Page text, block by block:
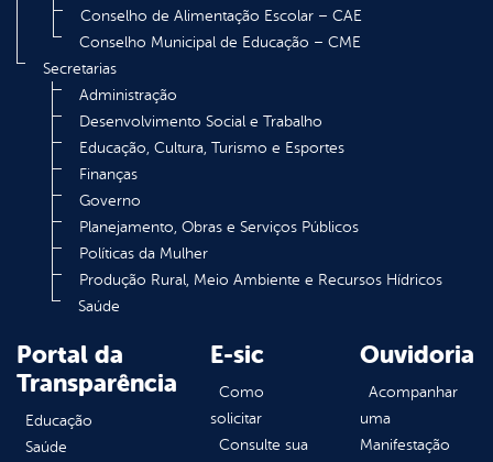
Conselho de Alimentação Escolar – CAE
Conselho Municipal de Educação – CME
Secretarias
Administração
Desenvolvimento Social e Trabalho
Educação, Cultura, Turismo e Esportes
Finanças
Governo
Planejamento, Obras e Serviços Públicos
Políticas da Mulher
Produção Rural, Meio Ambiente e Recursos Hídricos
Saúde
Portal da
Transparência
Educação
Saúde
E-sic
Como
solicitar
Consulte sua
Ouvidoria
Acompanhar
uma
Manifestação